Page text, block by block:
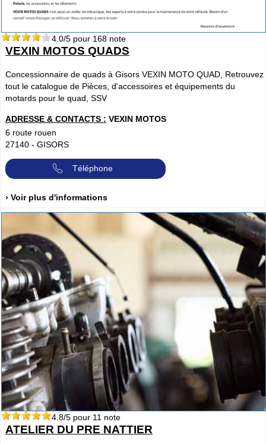
4.0/5 pour 168 note
VEXIN MOTOS QUADS
Concessionnaire de quads à Gisors VEXIN MOTO QUAD, Retrouvez
tout le catalogue de Pièces, d'accessoires et équipements du
motards pour le quad, SSV
ADRESSE & CONTACTS : VEXIN MOTOS
6 route rouen
27140 - GISORS
Téléphone
› Voir plus d'informations
4.8/5 pour 11 note
ATELIER DU PRE NATTIER